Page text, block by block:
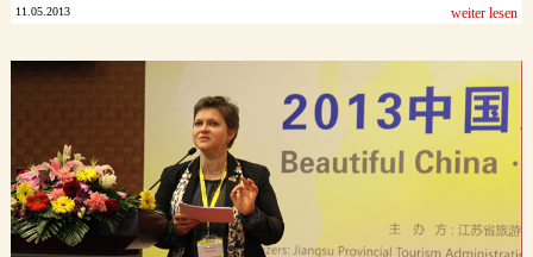
11.05.2013 weiter lesen